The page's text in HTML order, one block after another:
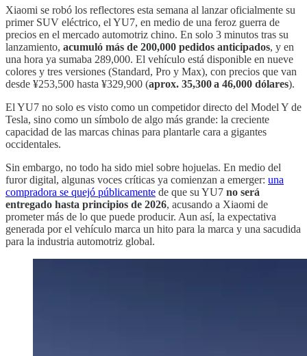
Xiaomi se robó los reflectores esta semana al lanzar oficialmente su
primer SUV eléctrico, el YU7, en medio de una feroz guerra de
precios en el mercado automotriz chino. En solo 3 minutos tras su
lanzamiento, acumuló más de 200,000 pedidos anticipados, y en
una hora ya sumaba 289,000. El vehículo está disponible en nueve
colores y tres versiones (Standard, Pro y Max), con precios que van
desde ¥253,500 hasta ¥329,900 (aprox. 35,300 a 46,000 dólares).
El YU7 no solo es visto como un competidor directo del Model Y de
Tesla, sino como un símbolo de algo más grande: la creciente
capacidad de las marcas chinas para plantarle cara a gigantes
occidentales.
Sin embargo, no todo ha sido miel sobre hojuelas. En medio del
furor digital, algunas voces críticas ya comienzan a emerger: una
compradora se quejó públicamente de que su YU7 no será
entregado hasta principios de 2026, acusando a Xiaomi de
prometer más de lo que puede producir. Aun así, la expectativa
generada por el vehículo marca un hito para la marca y una sacudida
para la industria automotriz global.